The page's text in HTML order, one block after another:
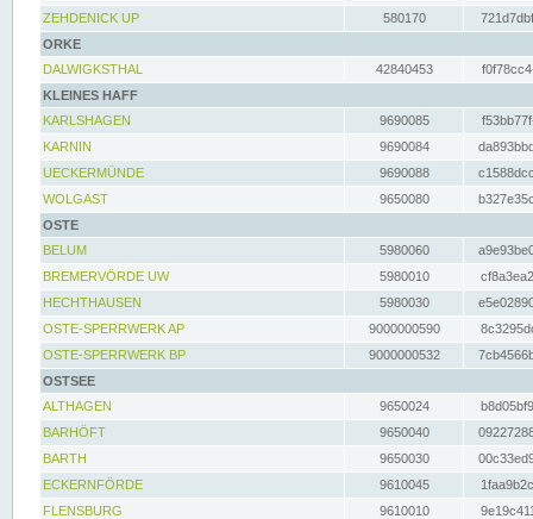
ZEHDENICK UP
580170
ORKE
DALWIGKSTHAL
42840453
KLEINES HAFF
KARLSHAGEN
9690085
KARNIN
9690084
UECKERMÜNDE
9690088
WOLGAST
9650080
OSTE
BELUM
5980060
BREMERVÖRDE UW
5980010
HECHTHAUSEN
5980030
OSTE-SPERRWERK AP
9000000590
OSTE-SPERRWERK BP
9000000532
OSTSEE
ALTHAGEN
9650024
BARHÖFT
9650040
BARTH
9650030
ECKERNFÖRDE
9610045
FLENSBURG
9610010